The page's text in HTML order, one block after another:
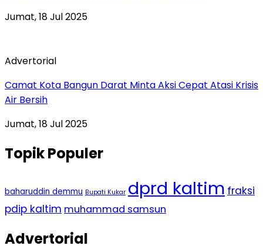
Jumat, 18 Jul 2025
Advertorial
Camat Kota Bangun Darat Minta Aksi Cepat Atasi Krisis
Air Bersih
Jumat, 18 Jul 2025
Topik Populer
baharuddin demmu Bupati Kukar dprd kaltim fraksi
pdip kaltim muhammad samsun
Advertorial